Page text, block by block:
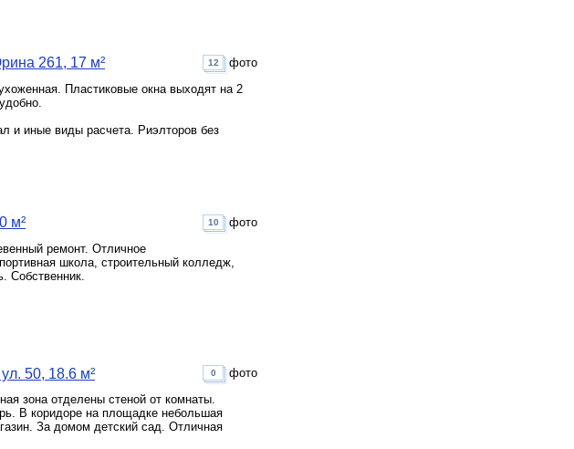
261, 17 м²
Пластиковые окна выходят на 2
и иные виды расчета. Риэлторов без
12 фото
м²
ремонт. Отличное
школа, строительный колледж,
Собственник.
10 фото
50, 18.6 м²
зона отделены стеной от комнаты.
В коридоре на площадке небольшая
За домом детский сад. Отличная
0 фото